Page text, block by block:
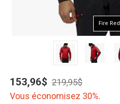
Fire Red
153,96$ 219,95$
Vous économisez 30%.